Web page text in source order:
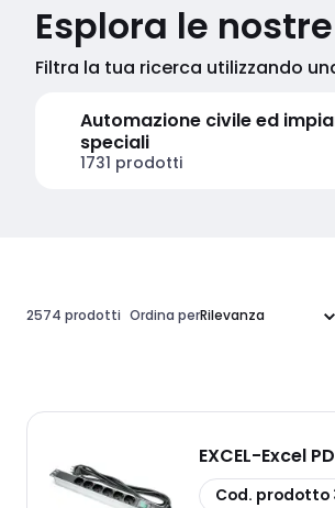
Esplora le
Filtra la tua ricerca utilizzando
Automazione civile ed
speciali
1731 prodotti
2574 prodotti Ordina per
EXCEL-Excel
copia
Cod. prodotto